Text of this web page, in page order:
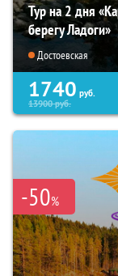
Тур на 2 дня
берегу Ладоги»
Достоевская
1740 руб.
13900руб.
-50%